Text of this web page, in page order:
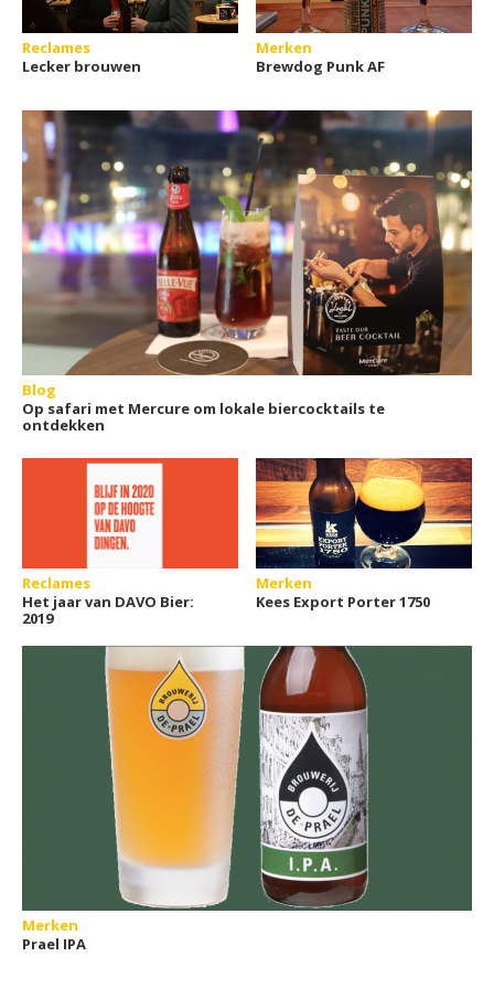
Reclames
Lecker brouwen
Merken
Brewdog Punk AF
Blog
Op safari met Mercure om lokale biercocktails te
ontdekken
Reclames
Het jaar van DAVO Bier:
2019
Merken
Kees Export Porter 1750
Merken
Prael IPA